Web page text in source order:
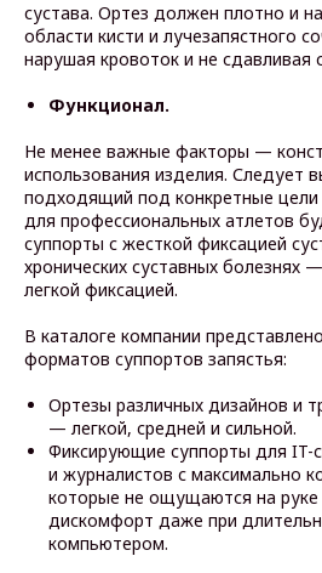
сустава. Ортез должен плотно и
области кисти и лучезапястного
нарушая кровоток и не сдавливая
Функционал.
Не менее важные факторы —
использования изделия. Следует
подходящий под конкретные
для профессиональных атлетов
суппорты с жесткой фиксацией
хронических суставных болезнях
легкой фиксацией.
В каталоге компании
форматов суппортов запястья:
Ортезы различных дизайнов и
— легкой, средней и сильной.
Фиксирующие суппорты для IT-
и журналистов с максимально
которые не ощущаются на
дискомфорт даже при
компьютером.